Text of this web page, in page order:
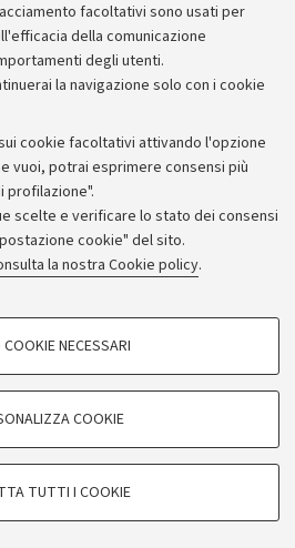
facoltativi sono usati per
della comunicazione
degli utenti.
la navigazione solo con i cookie
cookie facoltativi attivando l'opzione
vuoi, potrai esprimere consensi più
profilazione".
scelte e verificare lo stato dei consensi
cookie" del sito.
la nostra Cookie policy.
- FACOLTATIVI
al loro comportamento sul sito, per analisi
NECESSARI
COOKIE
TUTTI I COOKIE
STUDIORUM - Università di
40126 Bologna - PI: 01131710376 -